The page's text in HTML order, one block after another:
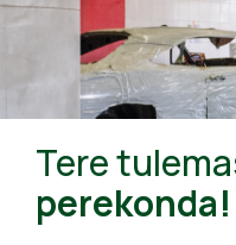
Tere
perekonda!